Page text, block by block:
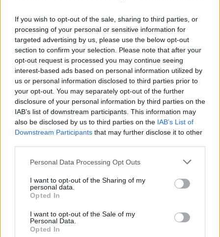
If you wish to opt-out of the sale, sharing to third parties, or
processing of your personal or sensitive information for
targeted advertising by us, please use the below opt-out
section to confirm your selection. Please note that after your
opt-out request is processed you may continue seeing
interest-based ads based on personal information utilized by
us or personal information disclosed to third parties prior to
your opt-out. You may separately opt-out of the further
disclosure of your personal information by third parties on the
IAB’s list of downstream participants. This information may
also be disclosed by us to third parties on the IAB’s List of
Downstream Participants that may further disclose it to other
Personal Data Processing Opt Outs
I want to opt-out of the Sharing of my
personal data.
Opted In
I want to opt-out of the Sale of my
Personal Data.
Opted In
0 kommenttia-arvosana: 1